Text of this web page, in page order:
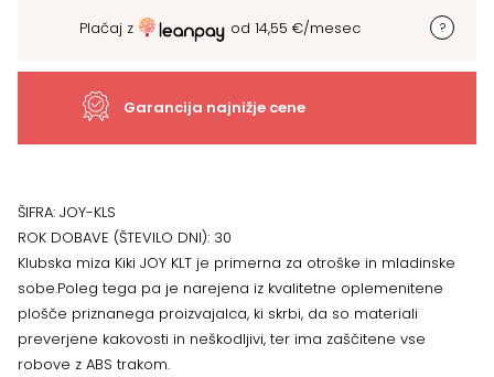
x
56
x
47
Plačaj z od 14,55 €/mesec
Garancija najnižje cene
ŠIFRA: JOY-KLS
ROK DOBAVE (ŠTEVILO DNI): 30
Klubska miza Kiki JOY KLT je primerna za otroške in mladinske
sobe.Poleg tega pa je narejena iz kvalitetne oplemenitene
plošče priznanega proizvajalca, ki skrbi, da so materiali
preverjene kakovosti in neškodljivi, ter ima zaščitene vse
robove z ABS trakom.